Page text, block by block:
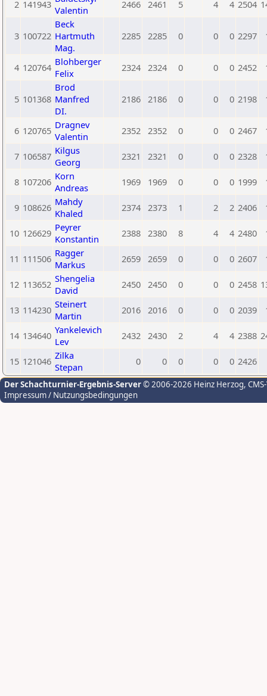
2 141943 Valentin
2466 2461 5 4 4 2504
3 100722
Beck
Hartmuth
Mag.
2285 2285 0 0 0 2297
4 120764 Blohberger
Felix
2324 2324 0 0 0 2452
5 101368
Brod
Manfred
DI.
2186 2186 0 0 0 2198
6 120765 Dragnev
Valentin
2352 2352 0 0 0 2467
7 106587 Kilgus
Georg
2321 2321 0 0 0 2328
8 107206 Korn
Andreas
1969 1969 0 0 0 1999
9 108626 Mahdy
Khaled
2374 2373 1 2 2 2406
10 126629 Peyrer
Konstantin
2388 2380 8 4 4 2480
11 111506 Ragger
Markus
2659 2659 0 0 0 2607
12 113652 Shengelia
David
2450 2450 0 0 0 2458
13 114230 Steinert
Martin
2016 2016 0 0 0 2039
14 134640 Yankelevich
Lev
2432 2430 2 4 4 2388
15 121046 Zilka
Stepan
0 0 0 0 0 2426
Der Schachturnier-Ergebnis-Server© 2006-2026 Heinz Herzog,
Impressum / Nutzungsbedingungen